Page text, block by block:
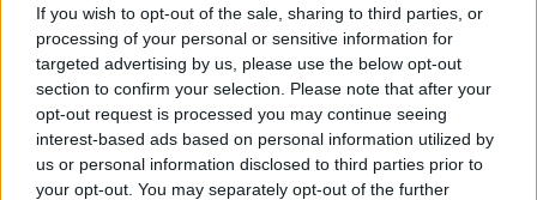
If you wish to opt-out of the sale, sharing to third parties, or
processing of your personal or sensitive information for
targeted advertising by us, please use the below opt-out
section to confirm your selection. Please note that after your
opt-out request is processed you may continue seeing
interest-based ads based on personal information utilized by
us or personal information disclosed to third parties prior to
your opt-out. You may separately opt-out of the further